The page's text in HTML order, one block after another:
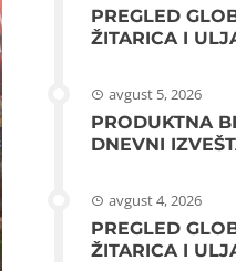
PREGLED
ŽITARICA I
avgust 5, 2026
PRODUKTNA
DNEVNI
avgust 4, 2026
PREGLED
ŽITARICA I